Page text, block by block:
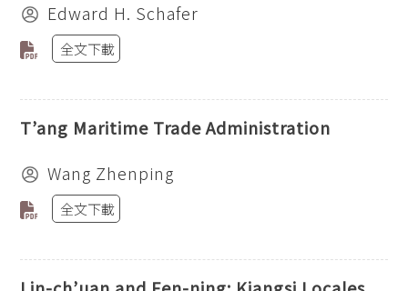
Edward H. Schafer
全文下載
T’ang Maritime Trade Administration
Wang Zhenping
全文下載